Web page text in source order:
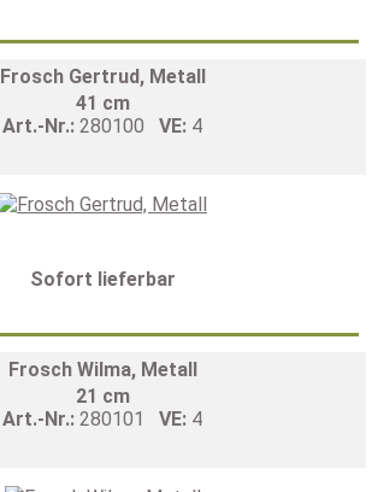
Frosch Gertrud, Metall
41 cm
Art.-Nr.: 280100 VE: 4
Sofort lieferbar
Frosch Wilma, Metall
21 cm
Art.-Nr.: 280101 VE: 4